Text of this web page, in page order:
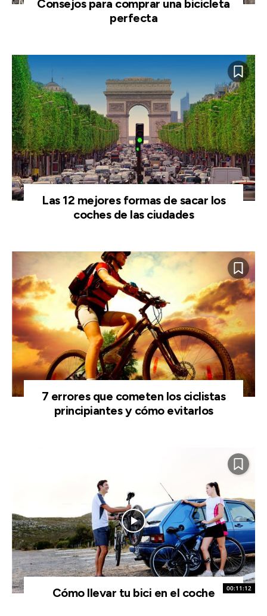
Consejos para comprar una bicicleta
perfecta
Las 12 mejores formas de sacar los
coches de las ciudades
7 errores que cometen los ciclistas
principiantes y cómo evitarlos
00:11:12
Cómo llevar tu bici en el coche